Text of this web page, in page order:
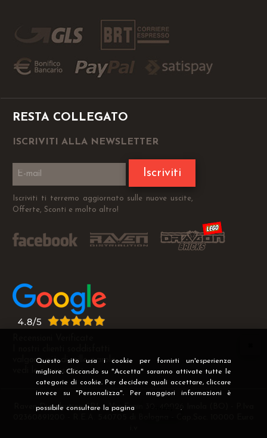
Questo sito usa i cookie per fornirti un'esperienza
migliore. Cliccando su "Accetta" saranno attivate tutte le
categorie di cookie. Per decidere quali accettare, cliccare
invece su "Personalizza". Per maggiori informazioni è
possibile consultare la pagina .
RESTA COLLEGATO
ISCRIVITI ALLA NEWSLETTER
Iscriviti
Iscriviti ti terremo aggiornato sulle nuove uscite,
Offerte, Sconti e molto altro!
valgono più di mille parole
vedi le recensioni >
Raven Distribution SRL - Via Fanin 30, 40026 Imola (BO) - P.Iva